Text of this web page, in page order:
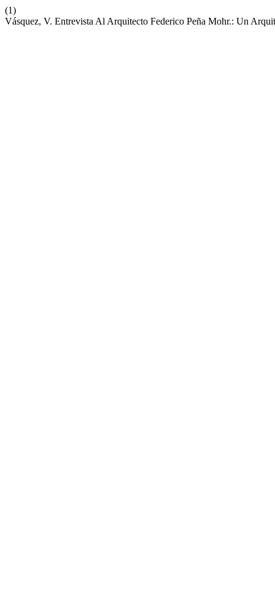
(1)
Vásquez, V. Entrevista Al Arquitecto Federico Peña Mohr.: Un